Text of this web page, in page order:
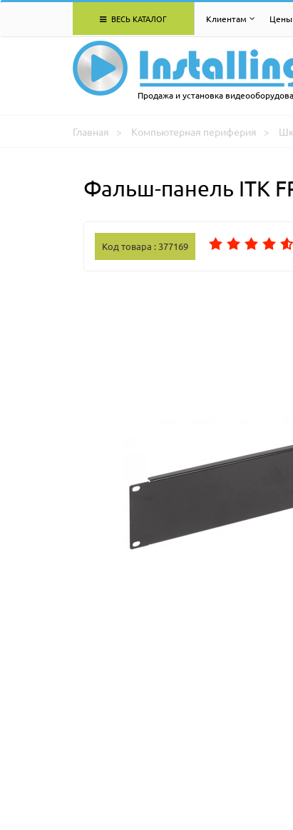
ВЕСЬ КАТАЛОГ Клиентам Цены
Продажа и установка
Главная Компьютерная периферия
Фальш-панель ITK
Код товара : 377169